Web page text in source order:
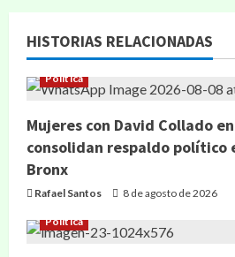
HISTORIAS RELACIONADAS
Política
Mujeres con David Collado
consolidan respaldo político
Bronx
Rafael Santos 8 de agosto de 2026
Política